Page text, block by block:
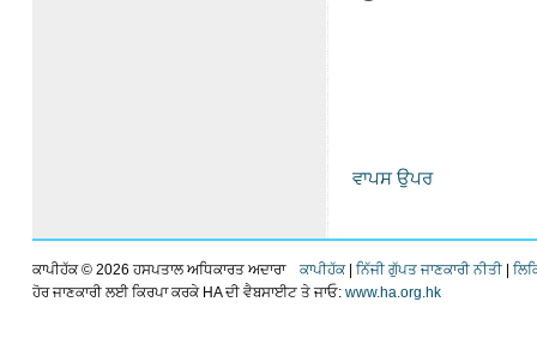
ਵਾਪਸ ਉਪਰ
ਕਾਪੀਹੱਕ © 2026 ਹਸਪਤਾਲ ਅਧਿਕਾਰਤ ਅਦਾਰਾ ਕਾਪੀਹੱਕ| ਨਿੱਜੀ ਗੁੱਪਤ ਜਾਣਕਾਰੀ ਨੀਤੀ |
ਹੋਰ ਜਾਣਕਾਰੀ ਲਈ ਕਿਰਪਾ ਕਰਕੇ HA ਦੀ ਵੈਬਸਾਈਟ ਤੇ ਜਾਓ: www.ha.org.hk